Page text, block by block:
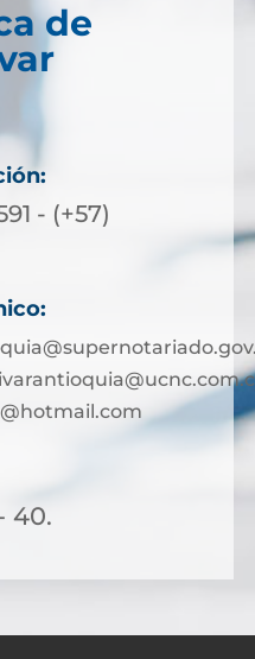
de
- (+57)
40.